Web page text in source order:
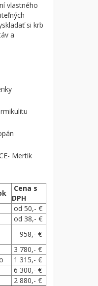
vlastného
si krb
a
Mertik
Cena s
DPH
od 50,- €
od 38,- €
958,- €
3 780,- €
1 315,- €
6 300,- €
2 880,- €